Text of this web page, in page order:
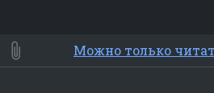
⭐ Мои Smile
Смайлики
Люди Животные
Можно только